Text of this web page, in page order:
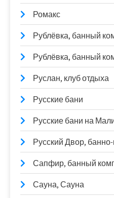
Ромакс
Рублёвка, банный
Рублёвка, банный
Руслан, клуб отдыха
Русские бани
Русские бани на
Русский Двор,
Сапфир, банный
Сауна, Сауна